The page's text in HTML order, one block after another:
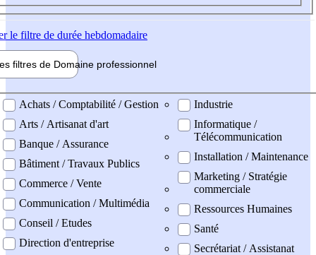
le filtre de durée hebdomadaire
filtres de Domaine professionnel
professionel
Achats / Comptabilité / Gestion
Arts / Artisanat d'art
Banque / Assurance
Bâtiment / Travaux Publics
Commerce / Vente
Communication / Multimédia
Conseil / Etudes
Direction d'entreprise
Industrie
Informatique /
Télécommunication
Installation / Maintenance
Marketing / Stratégie
commerciale
Ressources Humaines
Santé
Secrétariat / Assistanat